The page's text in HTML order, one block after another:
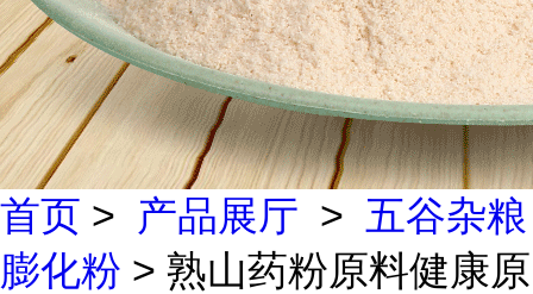
首页 > 产品展厅 > 五谷杂粮
膨化粉 > 熟山药粉原料健康原